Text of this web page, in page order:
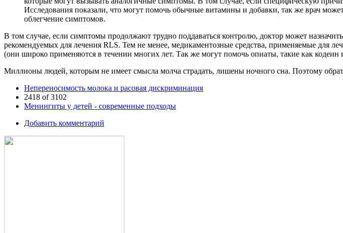
Исследования показали, что могут помочь обычные витамины и добавки, так же врач
облегчение симптомов.
В том случае, если симптомы продолжают трудно поддаваться контролю, доктор может
рекомендуемых для лечения RLS. Тем не менее, медикаментозные средства, применяемые для
(они широко применяются в течении многих лет. Так же могут помочь опиаты, такие как кодеин
Миллионы людей, которым не имеет смысла молча страдать, лишены ночного сна. Поэтому
Непереносимость молока и расовая дискриминация
2418 of 3102
Менингиты у детей - современные подходы
Добавить комментарий